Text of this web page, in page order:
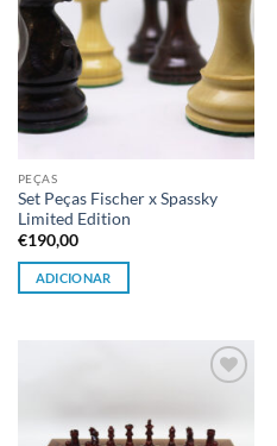
PEÇAS
Set Peças Fischer x Spassky
Limited Edition
€190,00
ADICIONAR
desejos